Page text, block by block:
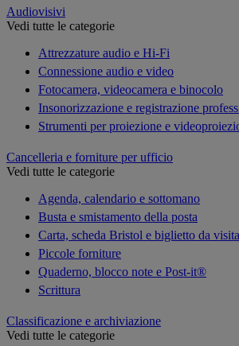
Audiovisivi
Vedi tutte le categorie
Attrezzature audio e Hi-Fi
Connessione audio e video
Fotocamera, videocamera e binocolo
Insonorizzazione e registrazione
Strumenti per proiezione e
Cancelleria e forniture per ufficio
Vedi tutte le categorie
Agenda, calendario e sottomano
Busta e smistamento della posta
Carta, scheda Bristol e biglietto da visita
Piccole forniture
Quaderno, blocco note e Post-it®
Scrittura
Classificazione e archiviazione
Vedi tutte le categorie